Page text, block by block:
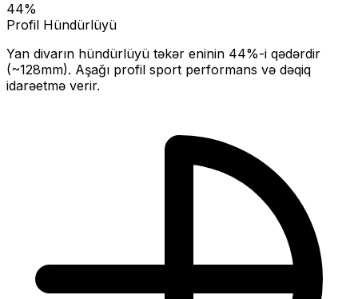
44%
Profil Hündürlüyü
Yan divarın hündürlüyü təkər eninin 44%-i qədərdir
(~128mm). Aşağı profil sport performans və dəqiq
idarəetmə verir.